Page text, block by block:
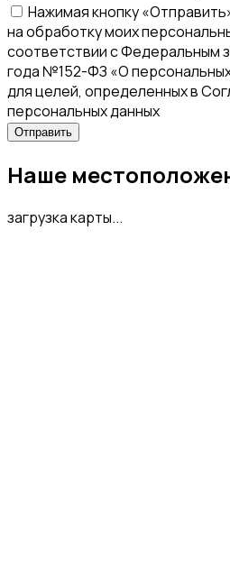
Нажимая кнопку
на обработку моих
соответствии с Федеральным
года №152-ФЗ «О персональных
для целей, определенных в
персональных данных
Наше
загрузка карты...